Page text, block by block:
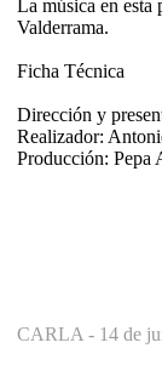
La música en esta
Valderrama.
Ficha Técnica
Dirección y
Realizador:
Producción: Pepa
CARLA - 14 de